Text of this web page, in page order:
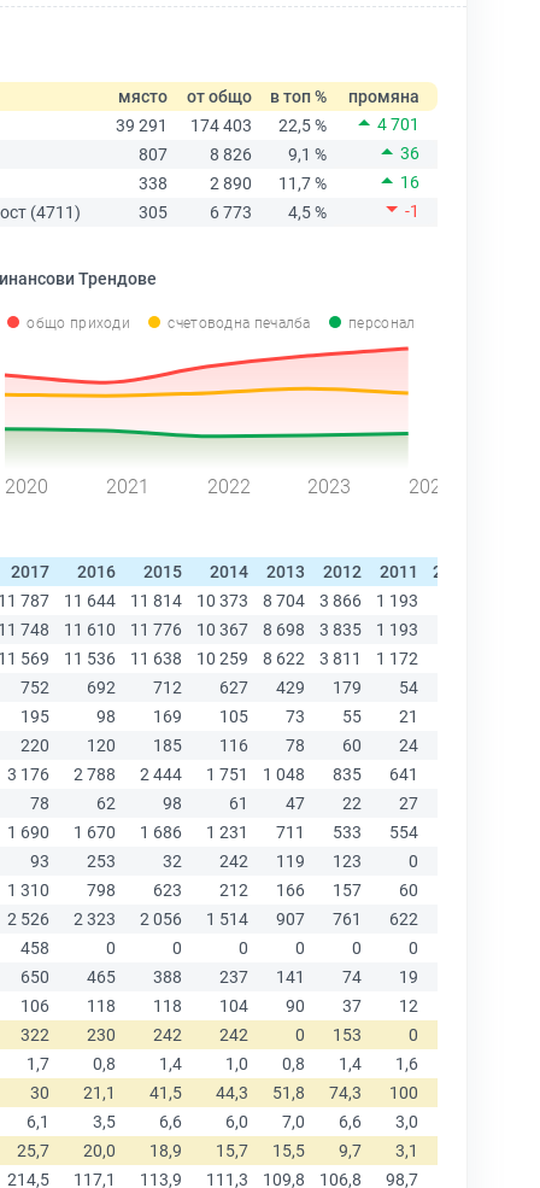
място от общо в топ %
промяна
39 291
174 403 22,5 %
4 701
807
8 826 9,1 %
36
338
2 890 11,7 %
16
(4711)
305 6 773 4,5 % -1
Трендове
общо приходи счетоводна печалба персонал
2020 2021 2022 2023 2024
2017 2016 2015 2014 2013 2012 2011 2010